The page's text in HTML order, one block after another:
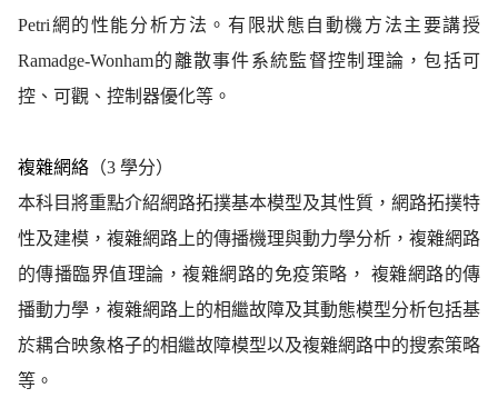
Petri網的性能分析方法。有限狀態自動機方法主要講授
Ramadge-Wonham的離散事件系統監督控制理論，包括可
控、可觀、控制器優化等。
複雜網絡 （3 學分）
本科目將重點介紹網路拓撲基本模型及其性質，網路拓撲特
性及建模，複雜網路上的傳播機理與動力學分析，複雜網路
的傳播臨界值理論，複雜網路的免疫策略， 複雜網路的傳
播動力學，複雜網路上的相繼故障及其動態模型分析包括基
於耦合映象格子的相繼故障模型以及複雜網路中的搜索策略
等。